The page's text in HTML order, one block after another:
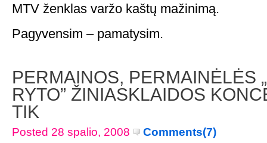
MTV ženklas varžo kaštų mažinimą.
Pagyvensim – pamatysim.
PERMAINOS, PERMAINĖLĖS
RYTO” ŽINIASKLAIDOS
TIK
Posted 28 spalio, 2008 Comments(7)